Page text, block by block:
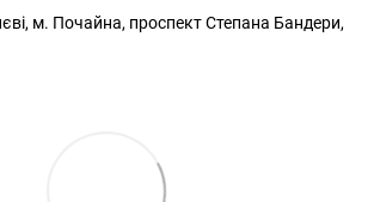
м. Почайна, проспект Степана Бандери,